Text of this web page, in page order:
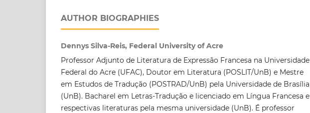
AUTHOR BIOGRAPHIES
Dennys Silva-Reis, Federal University of Acre
Professor Adjunto de Literatura de Expressão Francesa na Universidade
Federal do Acre (UFAC), Doutor em Literatura (POSLIT/UnB) e Mestre
em Estudos de Tradução (POSTRAD/UnB) pela Universidade de Brasília
(UnB). Bacharel em Letras-Tradução e licenciado em Língua Francesa e
respectivas literaturas pela mesma universidade (UnB). É professor